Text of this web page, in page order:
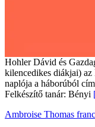
Hohler Dávid és
kilencedikes diákjai) az
naplója a háborúból
Felkészítő tanár: Bényi
Ambroise Thomas